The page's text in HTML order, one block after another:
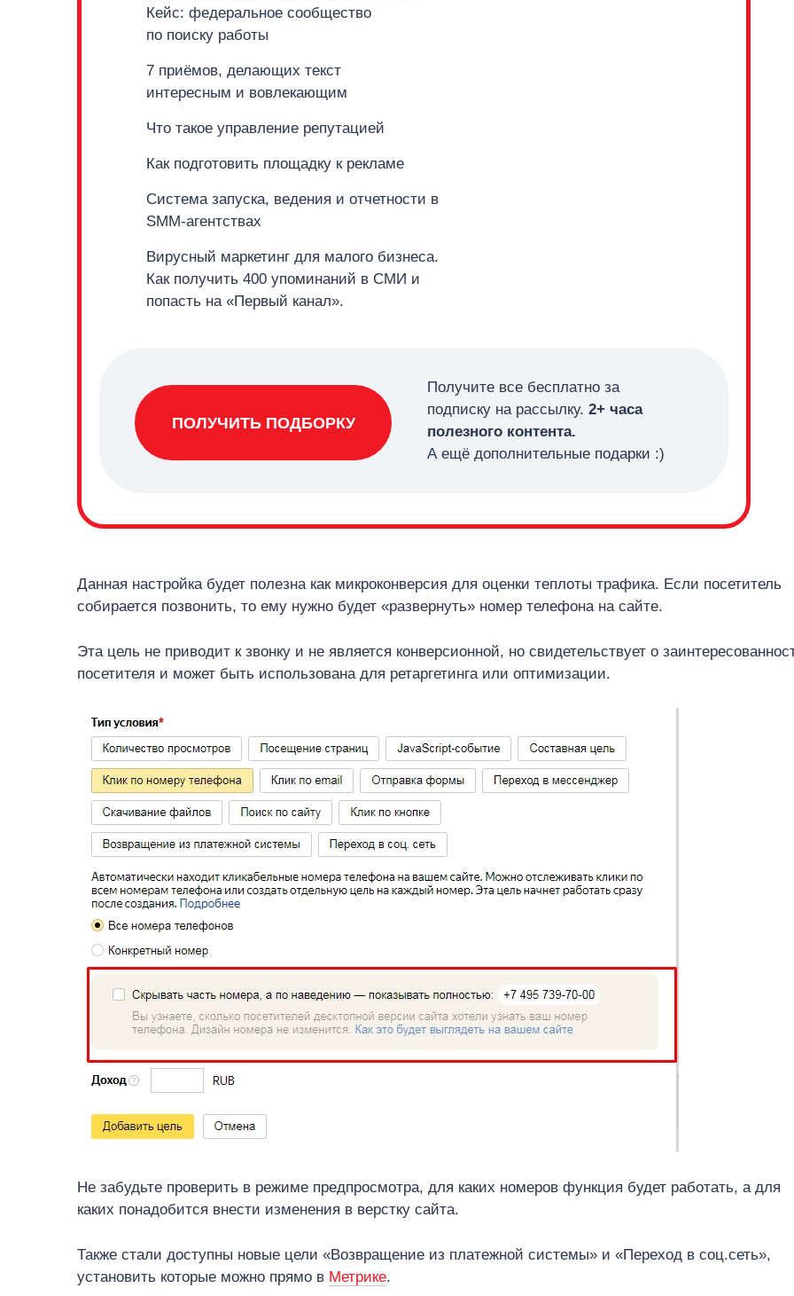
Кейс: федеральное сообщество
по поиску работы
7 приёмов, делающих текст
интересным и вовлекающим
Что такое управление репутацией
Как подготовить площадку к рекламе
Система запуска, ведения и отчетности в
SMM-агентствах
Вирусный маркетинг для малого бизнеса.
Как получить 400 упоминаний в СМИ и
попасть на «Первый канал».
Получите все бесплатно за
подписку на рассылку. 2+ часа
полезного контента.
А ещё дополнительные подарки :)
ПОЛУЧИТЬ ПОДБОРКУ
Данная настройка будет полезна как микроконверсия для оценки теплоты трафика. Если посетитель
собирается позвонить, то ему нужно будет «развернуть» номер телефона на сайте.
Эта цель не приводит к звонку и не является конверсионной, но свидетельствует о
посетителя и может быть использована для ретаргетинга или оптимизации.
Не забудьте проверить в режиме предпросмотра, для каких номеров функция будет работать, а для
каких понадобится внести изменения в верстку сайта.
Также стали доступны новые цели «Возвращение из платежной системы» и «Переход в соц.сеть»,
установить которые можно прямо в Метрике.